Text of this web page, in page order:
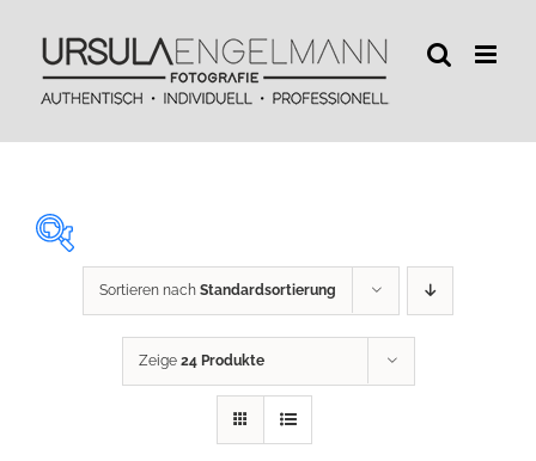
Inhalt
springen
240
Sortieren nach Standardsortierung
Zeige 24 Produkte